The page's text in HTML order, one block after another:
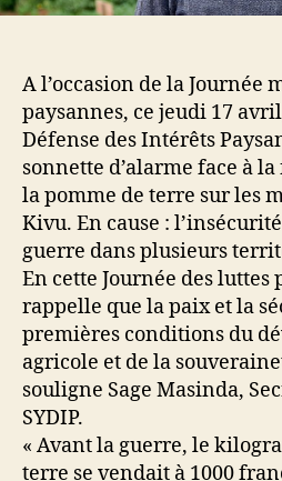
A l’occasion de la Journée
paysannes, ce jeudi 17
Défense des Intérêts
sonnette d’alarme face à
la pomme de terre sur les
Kivu. En cause :
guerre dans plusieurs
En cette Journée des luttes
rappelle que la paix et la
premières conditions du
agricole et de la
souligne Sage Masinda,
SYDIP.
« Avant la guerre, le
terre se vendait à 1000